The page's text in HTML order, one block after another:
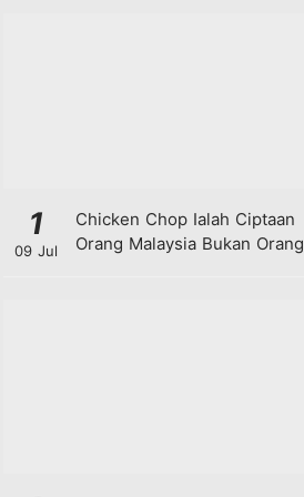
1
09 Jul
Chicken Chop Ialah Ciptaan
Orang Malaysia Bukan Orang